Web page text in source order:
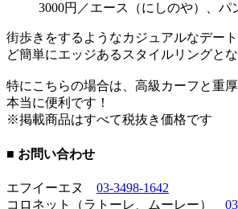
3000円／エース（にしのや）、パ
街歩きをするようなカジュアルなデー
ど簡単にエッジあるスタイルリングとな
特にこちらの場合は、高級カーフと重
本当に便利です！
※掲載商品はすべて税抜き価格です
■ お問い合わせ
エフイーエヌ 03-3498-1642
コロネット（ラトーレ、ムーレー）